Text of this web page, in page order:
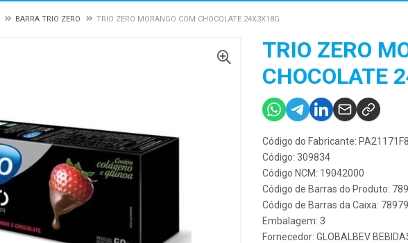
BARRA TRIO ZERO TRIO ZERO MORANGO COM CHOCOLATE 24X3X18G
TRIO ZERO
CHOCOLATE
Código do Fabricante:
Código: 309834
Código NCM: 19042000
Código de Barras do Produto:
Código de Barras da Caixa:
Embalagem: 3
Fornecedor: GLOBALBEV